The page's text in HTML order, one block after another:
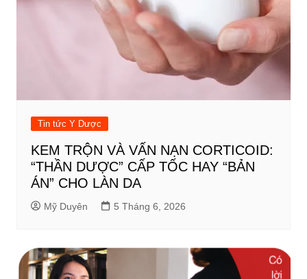
Tin tức Y Dược
KEM TRỘN VÀ VẤN NẠN CORTICOID:
“THẦN DƯỢC” CẤP TỐC HAY “BẢN
ÁN” CHO LÀN DA
Mỹ Duyên 5 Tháng 6, 2026